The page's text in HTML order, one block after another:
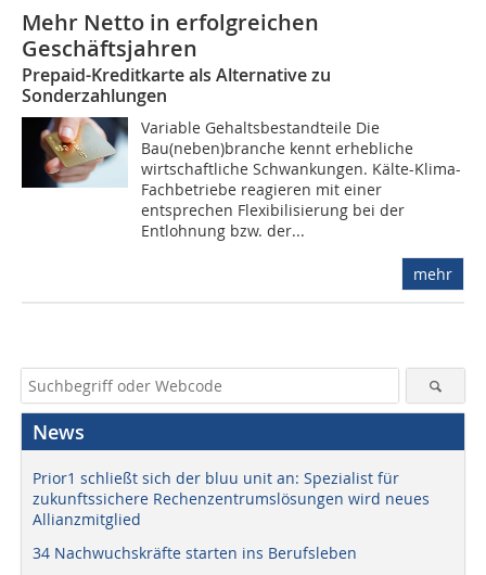
Mehr Netto in erfolgreichen
Geschäftsjahren
Prepaid-Kreditkarte als Alternative zu
Sonderzahlungen
Variable Gehaltsbestandteile Die
Bau(neben)branche kennt erhebliche
wirtschaftliche Schwankungen. Kälte-Klima-
Fachbetriebe reagieren mit einer
entsprechen Flexibilisierung bei der
Entlohnung bzw. der...
mehr
News
Prior1 schließt sich der bluu unit an: Spezialist für
zukunftssichere Rechenzentrumslösungen wird neues
Allianzmitglied
34 Nachwuchskräfte starten ins Berufsleben